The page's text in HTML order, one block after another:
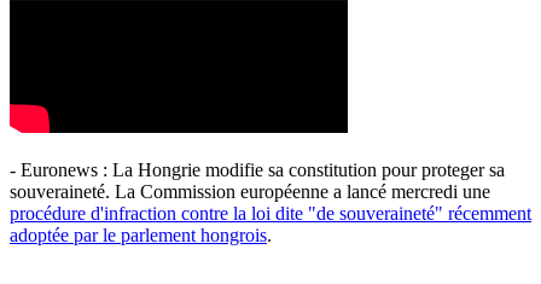
- Euronews : La Hongrie modifie sa constitution pour proteger sa
souveraineté. La Commission européenne a lancé mercredi une
procédure d'infraction contre la loi dite "de souveraineté" récemment
adoptée par le parlement hongrois.